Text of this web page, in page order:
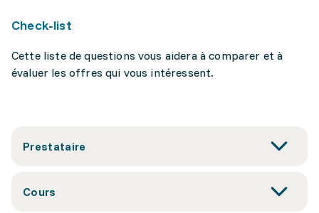
Check-list
Cette liste de questions vous aidera à comparer et à
évaluer les offres qui vous intéressent.
Prestataire
Cours